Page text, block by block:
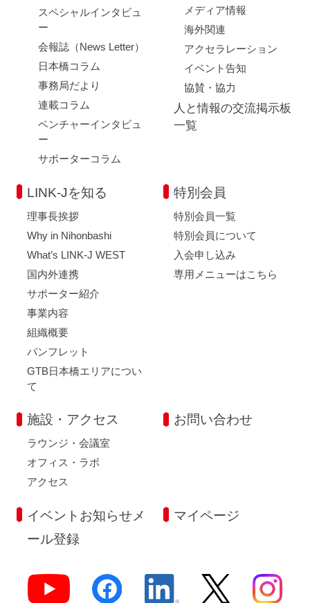
スペシャルインタビュ
ー
会報誌（News Letter）
日本橋コラム
事務局だより
連載コラム
ベンチャーインタビュ
ー
サポーターコラム
メディア情報
海外関連
アクセラレーション
イベント告知
協賛・協力
人と情報の交流掲示板
一覧
LINK-Jを知る
理事長挨拶
Why in Nihonbashi
What’s LINK-J WEST
国内外連携
サポーター紹介
事業内容
組織概要
パンフレット
GTB日本橋エリアについ
て
特別会員
特別会員一覧
特別会員について
入会申し込み
専用メニューはこちら
施設・アクセス
ラウンジ・会議室
オフィス・ラボ
アクセス
お問い合わせ
イベントお知らせメ
ール登録
マイページ